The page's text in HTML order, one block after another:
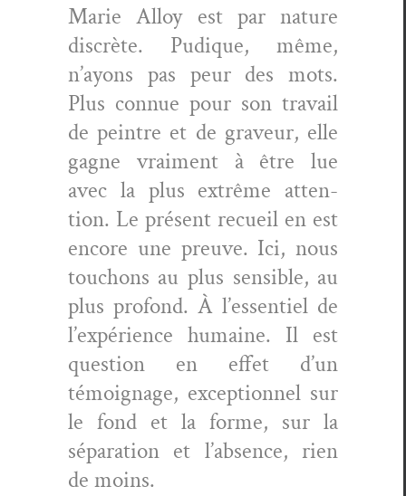
Marie Alloy est par nature
dis­crète. Pudique, même,
n’ayons pas peur des mots.
Plus con­nue pour son tra­vail
de pein­tre et de graveur, elle
gagne vrai­ment à être lue
avec la plus extrême atten­
tion. Le présent recueil en est
encore une preuve. Ici, nous
tou­chons au plus sen­si­ble, au
plus pro­fond. À l’essentiel de
l’expérience humaine. Il est
ques­tion en effet d’un
témoignage, excep­tion­nel sur
le fond et la forme, sur la
sépa­ra­tion et l’absence, rien
de moins.